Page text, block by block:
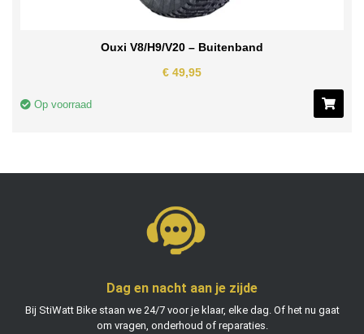
Ouxi V8/H9/V20 – Buitenband
€ 49,95
Op voorraad
Dag en nacht aan je zijde
Bij StiWatt Bike staan we 24/7 voor je klaar, elke dag. Of het nu gaat
om vragen, onderhoud of reparaties.